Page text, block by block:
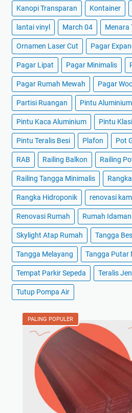
Kanopi Transparan Kontainer
lantai vinyl March 04 Menara
Ornamen Laser Cut Pagar
Pagar Lipat Pagar Minimalis
Pagar Rumah Mewah Pagar
Partisi Ruangan Pintu Aluminium
Pintu Kaca Aluminium Pintu
Pintu Teralis Besi Plafon Pot
RAB Railing Balkon Railing
Railing Tangga Minimalis
Rangka Hidroponik renovasi
Renovasi Rumah Rumah Idaman
Skylight Atap Rumah Tangga
Tangga Melayang Tangga Putar
Tempat Parkir Sepeda Teralis
Tutup Pompa Air
PALING POPULER